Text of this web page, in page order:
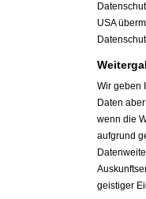
USA
Wir geben
Daten
wenn die
aufgrund
geistiger